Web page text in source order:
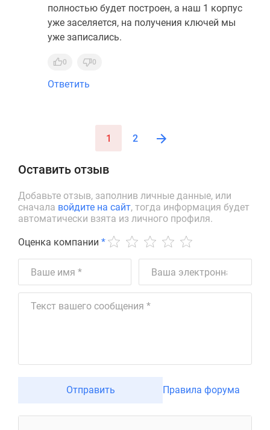
полностью будет построен, а наш 1 корпус
уже заселяется, на получения ключей мы
уже записались.
0 0
Ответить
1 2
Оставить отзыв
Добавьте отзыв, заполнив личные данные, или
сначала войдите на сайт, тогда информация будет
автоматически взята из личного профиля.
Оценка компании *
Отправить Правила форума